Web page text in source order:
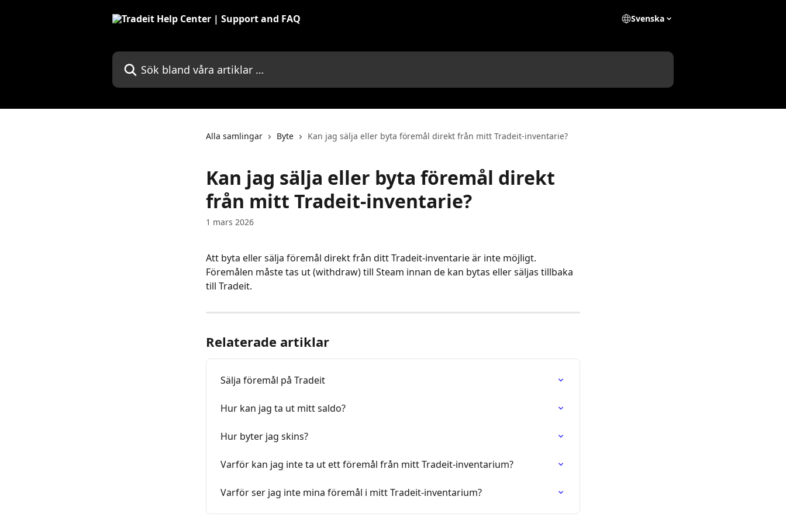
Svenska
Sök bland våra artiklar …
Alla samlingar Byte Kan jag sälja eller byta föremål direkt från mitt Tradeit-inventarie?
Kan jag sälja eller byta föremål direkt
från mitt Tradeit-inventarie?
1 mars 2026
Att byta eller sälja föremål direkt från ditt Tradeit-inventarie är inte möjligt.
Föremålen måste tas ut (withdraw) till Steam innan de kan bytas eller säljas tillbaka
till Tradeit.
Relaterade artiklar
Sälja föremål på Tradeit
Hur kan jag ta ut mitt saldo?
Hur byter jag skins?
Varför kan jag inte ta ut ett föremål från mitt Tradeit-inventarium?
Varför ser jag inte mina föremål i mitt Tradeit-inventarium?